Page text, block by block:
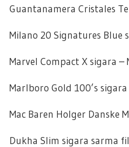
Guantanamera Cristales
Milano 20 Signatures Blue
Marvel Compact X sigara –
Marlboro Gold 100’s sigara
Mac Baren Holger Danske
Dukha Slim sigara sarma